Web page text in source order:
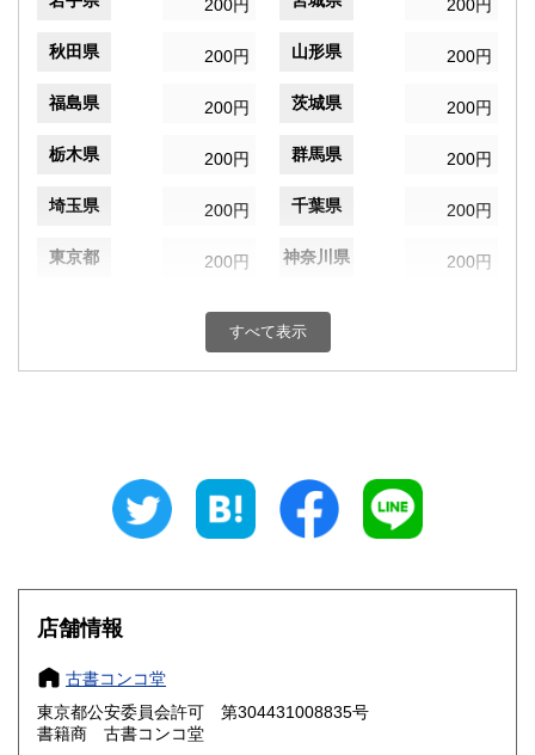
200円 200円
秋田県 200円 山形県 200円
福島県 200円 茨城県 200円
栃木県 200円 群馬県 200円
埼玉県 200円 千葉県 200円
東京都 200円 神奈川県 200円
200円 富山県
200円 三重県
大阪府
奈良県
鳥取県 200円 島根県
すべて表示
店舗情報
古書コンコ堂
東京都公安委員会許可 第304431008835号
書籍商 古書コンコ堂